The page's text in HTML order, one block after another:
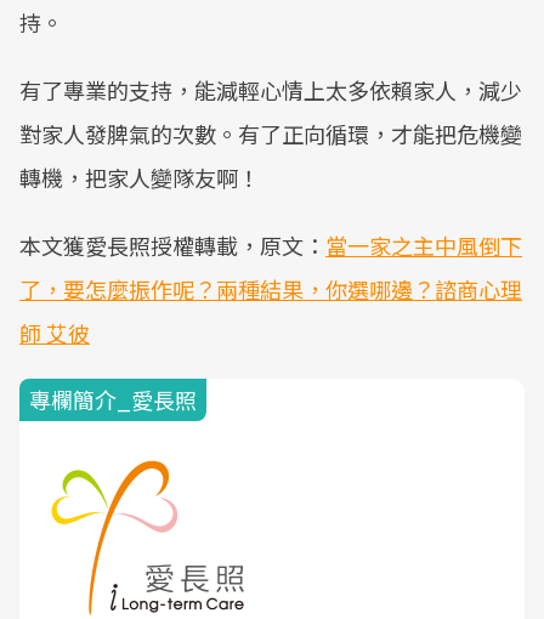
持。
有了專業的支持，能減輕心情上太多依賴家人，減少
對家人發脾氣的次數。有了正向循環，才能把危機變
轉機，把家人變隊友啊！
本文獲愛長照授權轉載，原文： 當一家之主中風倒下
了，要怎麼振作呢？兩種結果，你選哪邊？諮商心理
師 艾彼
專欄簡介_愛長照